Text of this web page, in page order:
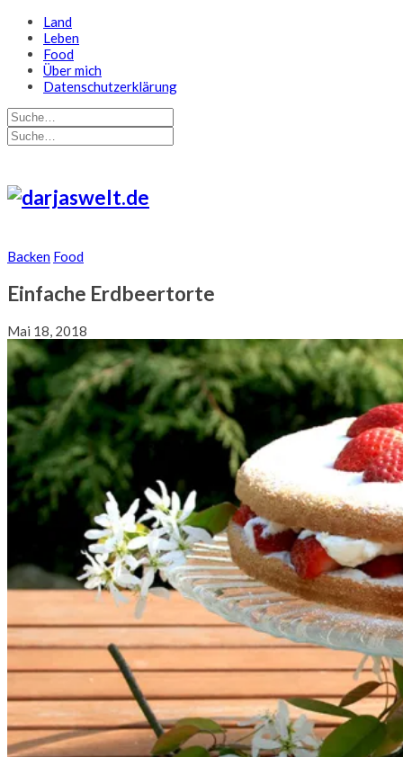
Land
Leben
Food
Über mich
Datenschutzerklärung
Backen Food
Einfache Erdbeertorte
Mai 18, 2018